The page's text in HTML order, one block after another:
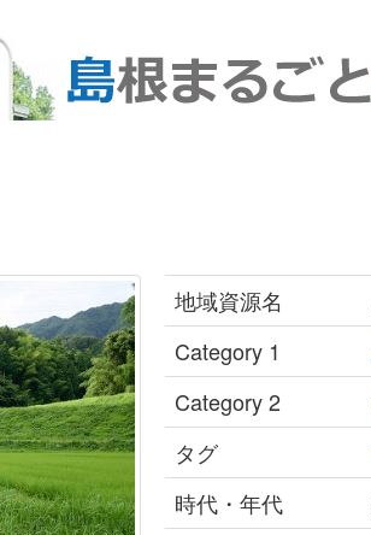
地域資源名
Category 1
Category 2
タグ
時代・年代